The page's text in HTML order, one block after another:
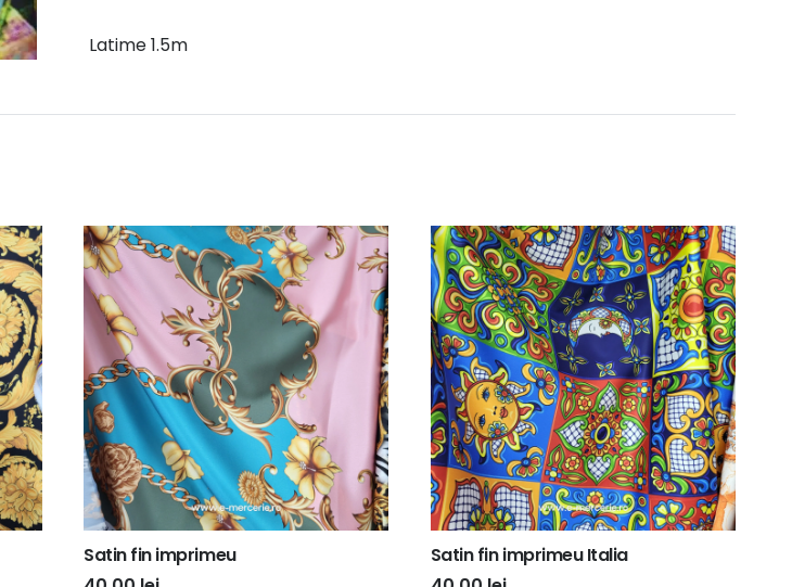
Latime 1.5m
Satin fin imprimeu
Satin fin imprimeu Italia